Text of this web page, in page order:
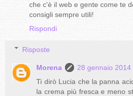
che c'è il web e gente come te
consigli sempre utili!
Rispondi
Risposte
Morena
28 gennaio
Ti dirò Lucia che la panna
la crema più fresca e meno